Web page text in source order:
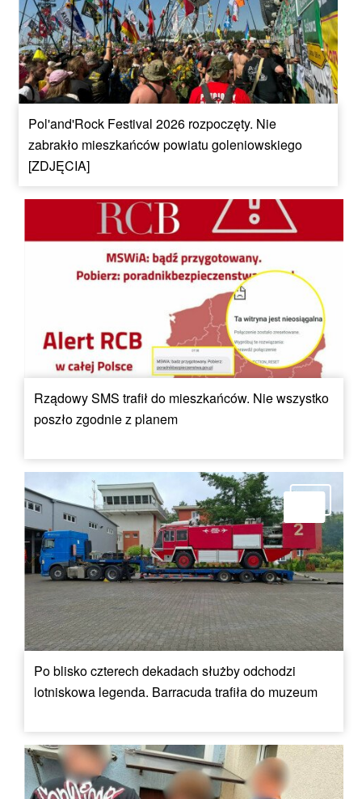
Pol'and'Rock Festival 2026 rozpoczęty. Nie
zabrakło mieszkańców powiatu goleniowskiego
[ZDJĘCIA]
Rządowy SMS trafił do mieszkańców. Nie wszystko
poszło zgodnie z planem
Po blisko czterech dekadach służby odchodzi
lotniskowa legenda. Barracuda trafiła do muzeum